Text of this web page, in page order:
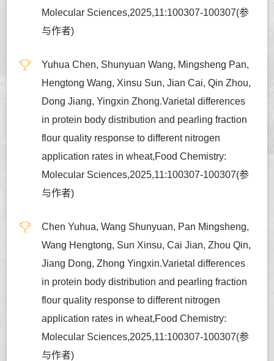
Molecular Sciences,2025,11:100307-100307(参
与作者)
Yuhua Chen, Shunyuan Wang, Mingsheng Pan,
Hengtong Wang, Xinsu Sun, Jian Cai, Qin Zhou,
Dong Jiang, Yingxin Zhong.Varietal differences
in protein body distribution and pearling fraction
flour quality response to different nitrogen
application rates in wheat,Food Chemistry:
Molecular Sciences,2025,11:100307-100307(参
与作者)
Chen Yuhua, Wang Shunyuan, Pan Mingsheng,
Wang Hengtong, Sun Xinsu, Cai Jian, Zhou Qin,
Jiang Dong, Zhong Yingxin.Varietal differences
in protein body distribution and pearling fraction
flour quality response to different nitrogen
application rates in wheat,Food Chemistry:
Molecular Sciences,2025,11:100307-100307(参
与作者)